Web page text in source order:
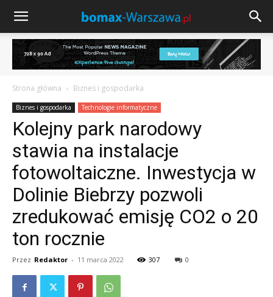
Strona główna Biznes i gospodarka
Biznes i gospodarka Technologie informatyczne
Kolejny park narodowy
stawia na instalacje
fotowoltaiczne. Inwestycja w
Dolinie Biebrzy pozwoli
zredukować emisję CO2 o 20
ton rocznie
Przez Redaktor - 11 marca 2022 307 0